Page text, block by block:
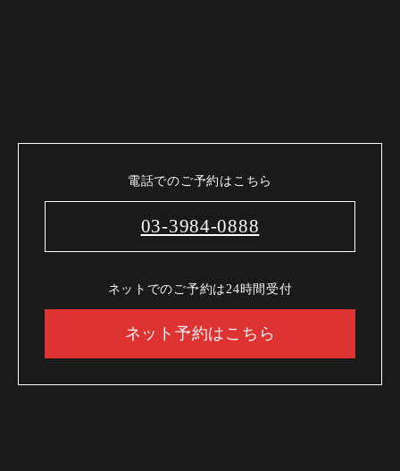
電話でのご予約はこちら
03-3984-0888
ネットでのご予約は24時間受付
ネット予約はこちら